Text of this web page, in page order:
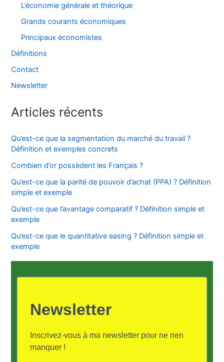
L’économie générale et théorique
Grands courants économiques
Principaux économistes
Définitions
Contact
Newsletter
Articles récents
Qu’est-ce que la segmentation du marché du travail ?
Définition et exemples concrets
Combien d’or possèdent les Français ?
Qu’est-ce que la parité de pouvoir d’achat (PPA) ? Définition
simple et exemple
Qu’est-ce que l’avantage comparatif ? Définition simple et
exemple
Qu’est-ce que le quantitative easing ? Définition simple et
exemple
Newsletter
Inscrivez-vous à ma newsletter pour ne rien
manquer !